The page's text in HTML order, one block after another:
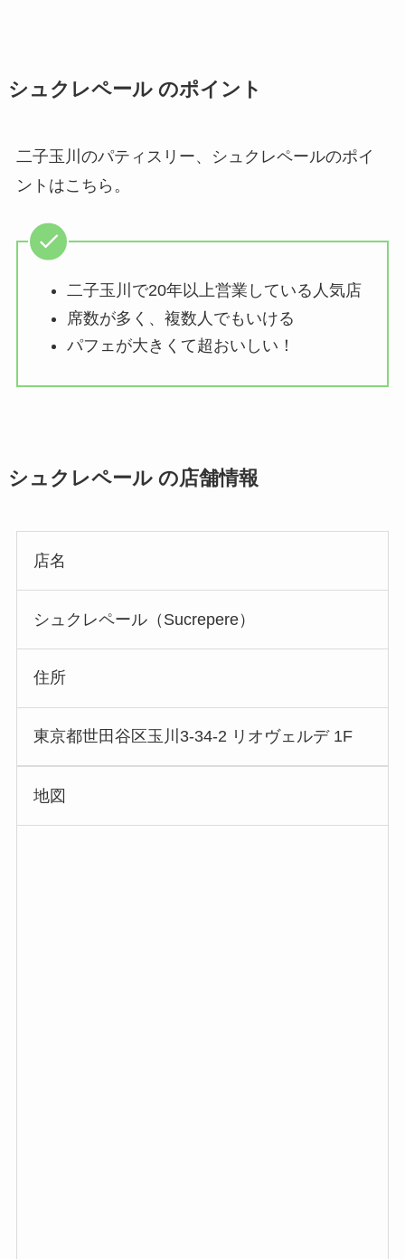
シュクレペール のポイント
二子玉川のパティスリー、シュクレペールのポイ
ントはこちら。
二子玉川で20年以上営業している人気店
席数が多く、複数人でもいける
パフェが大きくて超おいしい！
シュクレペール の店舗情報
店名
シュクレペール（Sucrepere）
住所
東京都世田谷区玉川3-34-2 リオヴェルデ 1F
地図